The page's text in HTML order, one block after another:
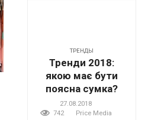
ТРЕНДЫ
Тренди 2018:
якою має бути
поясна сумка?
27.08.2018
742
Price Media